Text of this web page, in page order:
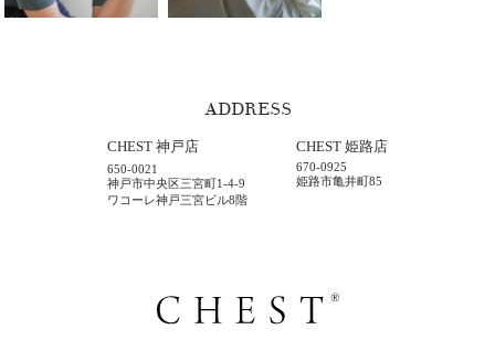
ADDRESS
CHEST 神戸店
650-0021
神戸市中央区三宮町1-4-9
ワコーレ神戸三宮ビル8階
CHEST 姫路店
670-0925
姫路市亀井町85